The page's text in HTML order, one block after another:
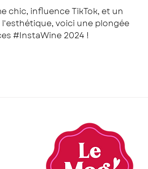
chic, influence TikTok, et un
voici une plongée
#InstaWine 2024 !